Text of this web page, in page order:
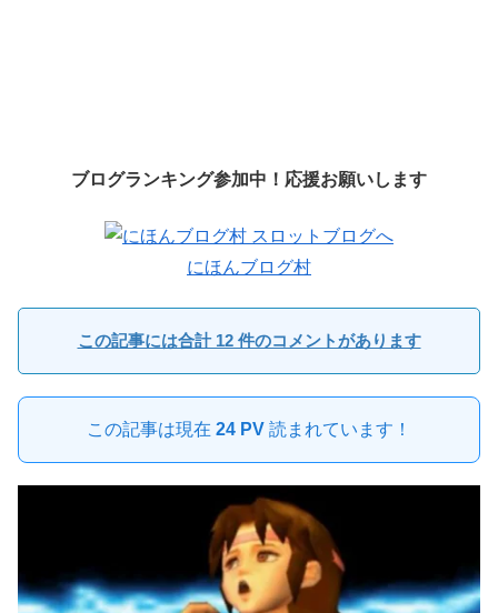
ブログランキング参加中！応援お願いします
にほんブログ村
この記事には合計 12 件のコメントがあります
この記事は現在 24 PV 読まれています！